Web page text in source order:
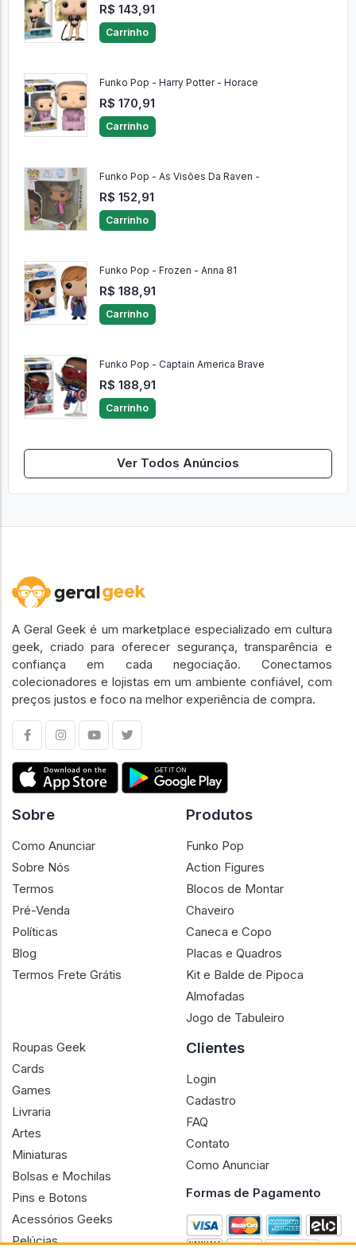
R$ 143,91
Carrinho
Funko Pop - Harry Potter - Horace
R$ 170,91
Carrinho
Funko Pop - As Visões Da Raven -
R$ 152,91
Carrinho
Funko Pop - Frozen - Anna 81
R$ 188,91
Carrinho
Funko Pop - Captain America Brave
R$ 188,91
Carrinho
Ver Todos Anúncios
A Geral Geek é um marketplace especializado em cultura
geek, criado para oferecer segurança, transparência e
confiança em cada negociação. Conectamos
colecionadores e lojistas em um ambiente confiável, com
preços justos e foco na melhor experiência de compra.
Sobre
Como Anunciar
Sobre Nós
Termos
Pré-Venda
Políticas
Blog
Termos Frete Grátis
Produtos
Funko Pop
Action Figures
Blocos de Montar
Chaveiro
Caneca e Copo
Placas e Quadros
Kit e Balde de Pipoca
Almofadas
Jogo de Tabuleiro
Roupas Geek
Cards
Games
Livraria
Artes
Miniaturas
Bolsas e Mochilas
Pins e Botons
Acessórios Geeks
Pelúcias
Clientes
Login
Cadastro
FAQ
Contato
Como Anunciar
Formas de Pagamento